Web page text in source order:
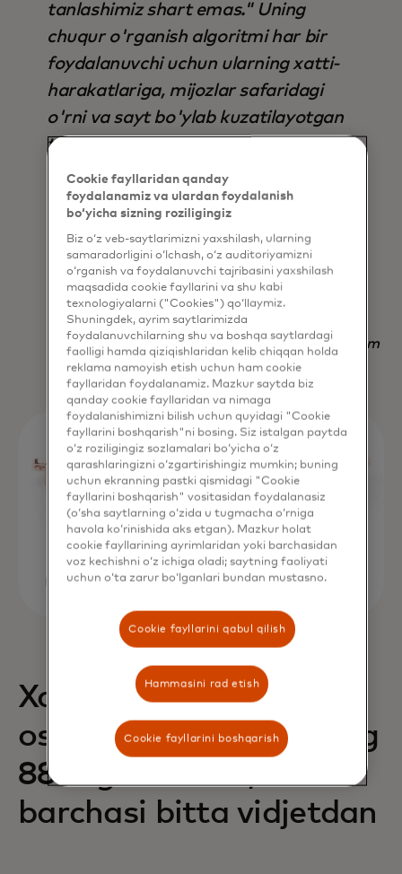
tanlashimiz shart emas." Uning
chuqur o'rganish algoritmi har bir
foydalanuvchi uchun ularning xatti-
harakatlariga, mijozlar safaridagi
o'rni va sayt bo'ylab kuzatilayotgan
tendentsiyalarga asoslanib,
avtomatik ravishda to'g'ri
parametrlar to'plamini aniqlaydi, bu
esa uni nafaqat natija, balki vaqtni
tejash jihatidan ham mavjud bo'lgan
boshqa har qanday strategiyadan
ustun qiladi.
Nadav Yekutiel, Head of Data, GlassesUSA.com
Xaridlarning 68% ga
oshishi va daromadning
88% ga oshishi,
barchasi bitta vidjetdan
Cookie fayllaridan qanday
foydalanamiz va ulardan foydalanish
bo‘yicha sizning roziligingiz
Biz o‘z veb-saytlarimizni yaxshilash, ularning
samaradorligini o‘lchash, o‘z auditoriyamizni
o‘rganish va foydalanuvchi tajribasini yaxshilash
maqsadida cookie fayllarini va shu kabi
texnologiyalarni ("Cookies") qo‘llaymiz.
Shuningdek, ayrim saytlarimizda
foydalanuvchilarning shu va boshqa saytlardagi
faolligi hamda qiziqishlaridan kelib chiqqan holda
reklama namoyish etish uchun ham cookie
fayllaridan foydalanamiz. Mazkur saytda biz
qanday cookie fayllaridan va nimaga
foydalanishimizni bilish uchun quyidagi "Cookie
fayllarini boshqarish"ni bosing. Siz istalgan paytda
o‘z roziligingiz sozlamalari bo‘yicha o‘z
qarashlaringizni o‘zgartirishingiz mumkin; buning
uchun ekranning pastki qismidagi "Cookie
fayllarini boshqarish" vositasidan foydalanasiz
(o‘sha saytlarning o‘zida u tugmacha o‘rniga
havola ko‘rinishida aks etgan). Mazkur holat
cookie fayllarining ayrimlaridan yoki barchasidan
voz kechishni o‘z ichiga oladi; saytning faoliyati
uchun o‘ta zarur bo‘lganlari bundan mustasno.
Cookie fayllarini qabul qilish
Hammasini rad etish
Cookie fayllarini boshqarish